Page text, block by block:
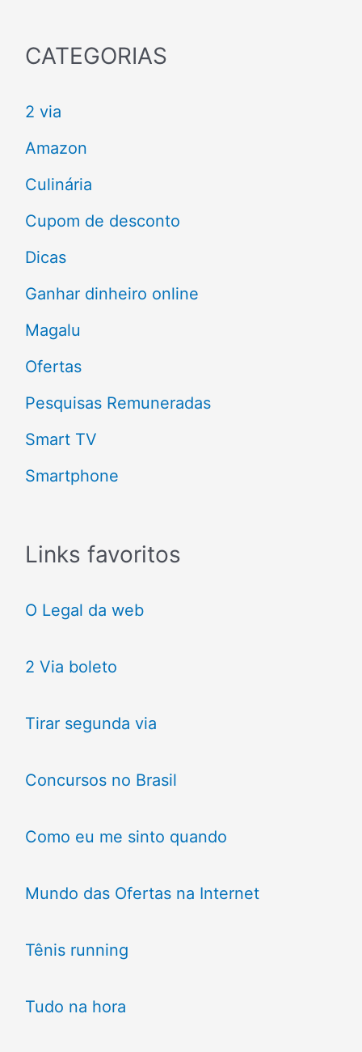
q
i
s
a
r
:
CATEGORIAS
2 via
Amazon
Culinária
Cupom de desconto
Dicas
Ganhar dinheiro online
Magalu
Ofertas
Pesquisas Remuneradas
Smart TV
Smartphone
Links favoritos
O Legal da web
2 Via boleto
Tirar segunda via
Concursos no Brasil
Como eu me sinto quando
Mundo das Ofertas na Internet
Tênis running
Tudo na hora